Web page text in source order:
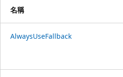
名稱
AlwaysUseFallback